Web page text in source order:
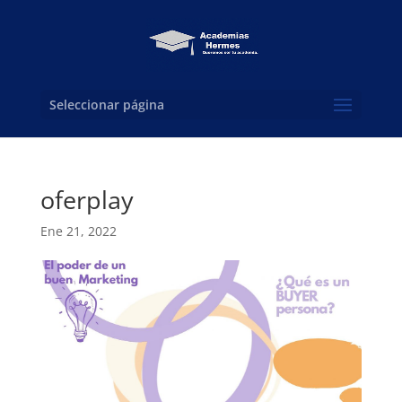
Seleccionar página
oferplay
Ene 21, 2022